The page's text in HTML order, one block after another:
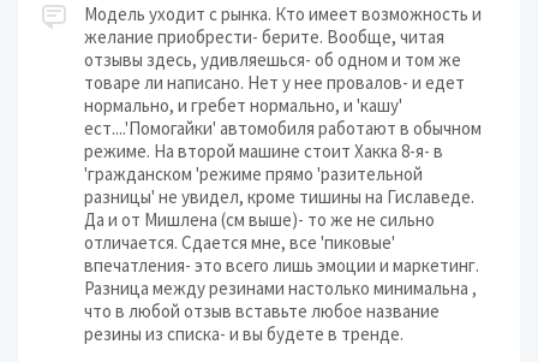
Модель уходит с рынка. Кто имеет возможность и
желание приобрести- берите. Вообще, читая
отзывы здесь, удивляешься- об одном и том же
товаре ли написано. Нет у нее провалов- и едет
нормально, и гребет нормально, и 'кашу'
ест....'Помогайки' автомобиля работают в обычном
режиме. На второй машине стоит Хакка 8-я- в
'гражданском 'режиме прямо 'разительной
разницы' не увидел, кроме тишины на Гиславеде.
Да и от Мишлена (см выше)- то же не сильно
отличается. Сдается мне, все 'пиковые'
впечатления- это всего лишь эмоции и маркетинг.
Разница между резинами настолько минимальна ,
что в любой отзыв вставьте любое название
резины из списка- и вы будете в тренде.